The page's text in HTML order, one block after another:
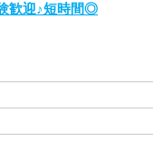
歓迎♪短時間◎